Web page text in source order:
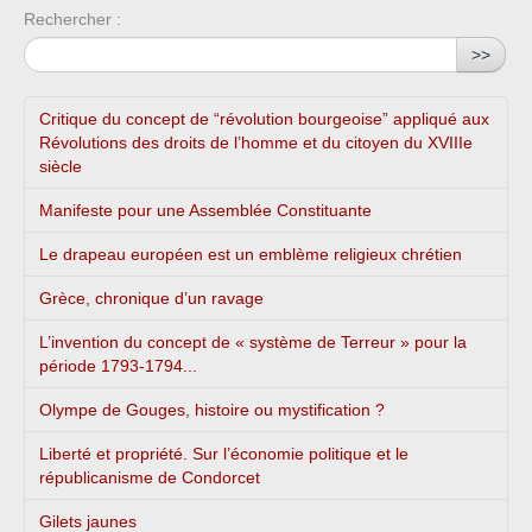
Rechercher :
>>
Critique du concept de “révolution bourgeoise” appliqué aux
Révolutions des droits de l’homme et du citoyen du XVIIIe
siècle
Manifeste pour une Assemblée Constituante
Le drapeau européen est un emblème religieux chrétien
Grèce, chronique d’un ravage
L’invention du concept de « système de Terreur » pour la
période 1793-1794...
Olympe de Gouges, histoire ou mystification ?
Liberté et propriété. Sur l’économie politique et le
républicanisme de Condorcet
Gilets jaunes